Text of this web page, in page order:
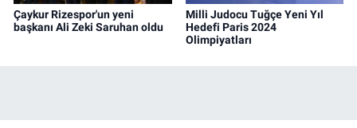
Çaykur Rizespor'un yeni
başkanı Ali Zeki Saruhan oldu
Milli Judocu Tuğçe Yeni Yıl
Hedefi Paris 2024
Olimpiyatları